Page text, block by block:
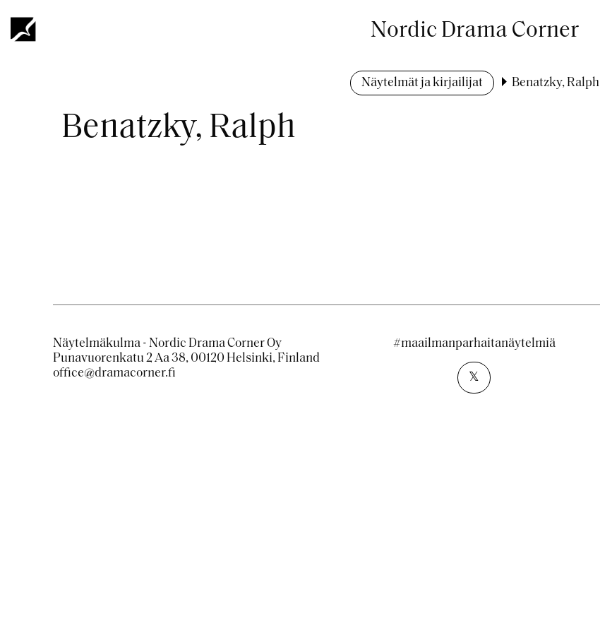
pääsisältöön
Nordic Drama Corner
Näytelmät ja kirjailijat Benatzky, Ralph
Benatzky, Ralph
Näytelmäkulma - Nordic Drama Corner Oy
Punavuorenkatu 2 Aa 38, 00120 Helsinki, Finland
office@dramacorner.fi
#maailmanparhaitanäytelmiä
𝕏